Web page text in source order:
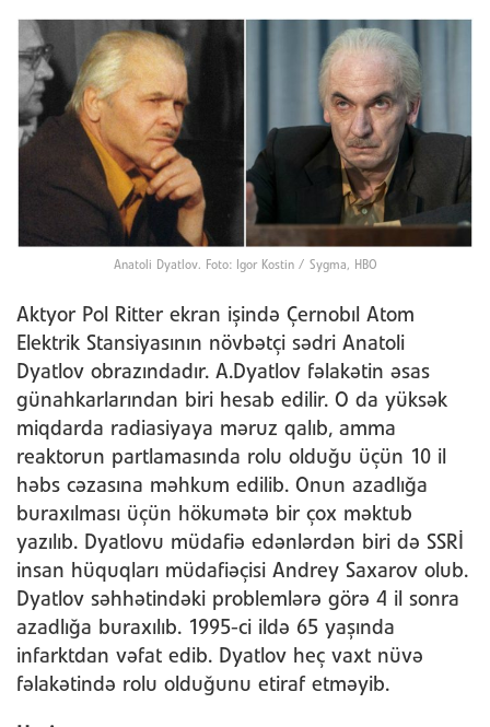
Anatoli Dyatlov. Foto: Igor Kostin / Sygma, HBO
Aktyor Pol Ritter ekran işində Çernobıl Atom
Elektrik Stansiyasının növbətçi sədri Anatoli
Dyatlov obrazındadır. A.Dyatlov fəlakətin əsas
günahkarlarından biri hesab edilir. O da yüksək
miqdarda radiasiyaya məruz qalıb, amma
reaktorun partlamasında rolu olduğu üçün 10 il
həbs cəzasına məhkum edilib. Onun azadlığa
buraxılması üçün hökumətə bir çox məktub
yazılıb. Dyatlovu müdafiə edənlərdən biri də SSRİ
insan hüquqları müdafiəçisi Andrey Saxarov olub.
Dyatlov səhhətindəki problemlərə görə 4 il sonra
azadlığa buraxılıb. 1995-ci ildə 65 yaşında
infarktdan vəfat edib. Dyatlov heç vaxt nüvə
fəlakətində rolu olduğunu etiraf etməyib.